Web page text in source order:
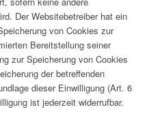
Der Websitebetreiber hat ein
von Cookies zur
Bereitstellung seiner
zur Speicherung von Cookies
der betreffenden
dieser Einwilligung (Art. 6
ist jederzeit widerrufbar.